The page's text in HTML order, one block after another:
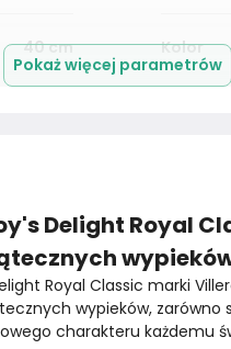
40cm Kolor
Pokaż więcej parametrów
Delight Royal
Royal Classic marki
wypieków, zarówno
charakteru każdemu